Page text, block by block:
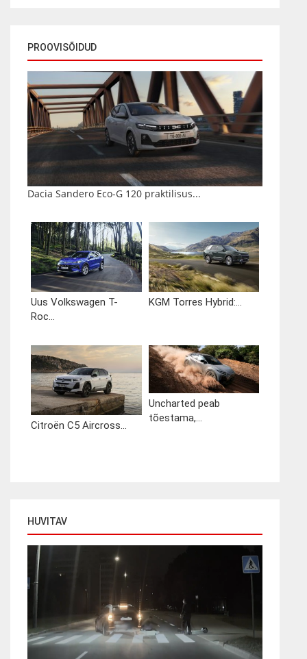
PROOVISÕIDUD
Dacia Sandero Eco-G 120 praktilisus...
Uus Volkswagen T-
Roc...
KGM Torres Hybrid:...
Citroën C5 Aircross...
Uncharted peab
tõestama,...
HUVITAV